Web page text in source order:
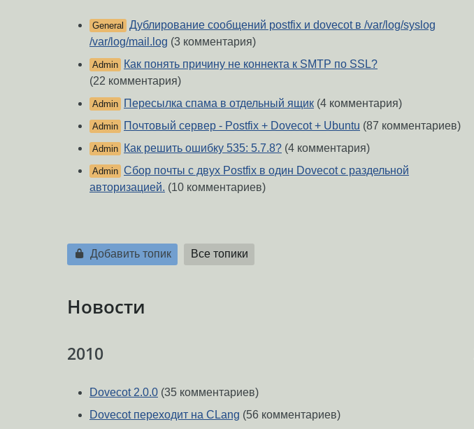
General Дублирование сообщений postfix и dovecot в /var/log/syslog
/var/log/mail.log (3 комментария)
Admin
Как понять причину не коннекта к SMTP по SSL?
(22 комментария)
Admin Пересылка спама в отдельный ящик (4 комментария)
Admin Почтовый сервер - Postfix + Dovecot + Ubuntu (87 комментариев)
Admin Как решить ошибку 535: 5.7.8? (4 комментария)
Admin Сбор почты с двух Postfix в один Dovecot с раздельной
авторизацией. (10 комментариев)
Добавить топик Все топики
Новости
2010
Dovecot 2.0.0 (35 комментариев)
Dovecot переходит на CLang (56 комментариев)